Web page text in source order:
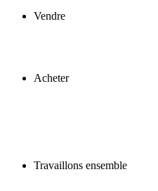
Vendre
Acheter
Travaillons ensemble